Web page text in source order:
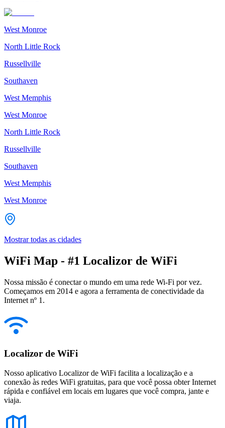
West Monroe
North Little Rock
Russellville
Southaven
West Memphis
West Monroe
North Little Rock
Russellville
Southaven
West Memphis
West Monroe
Mostrar todas as cidades
WiFi Map - #1 Localizor de WiFi
Nossa missão é conectar o mundo em uma rede Wi-Fi por vez.
Começamos em 2014 e agora a ferramenta de conectividade da
Internet nº 1.
Localizor de WiFi
Nosso aplicativo Localizor de WiFi facilita a localização e a
conexão às redes WiFi gratuitas, para que você possa obter Internet
rápida e confiável em locais em lugares que você compra, jante e
viaja.